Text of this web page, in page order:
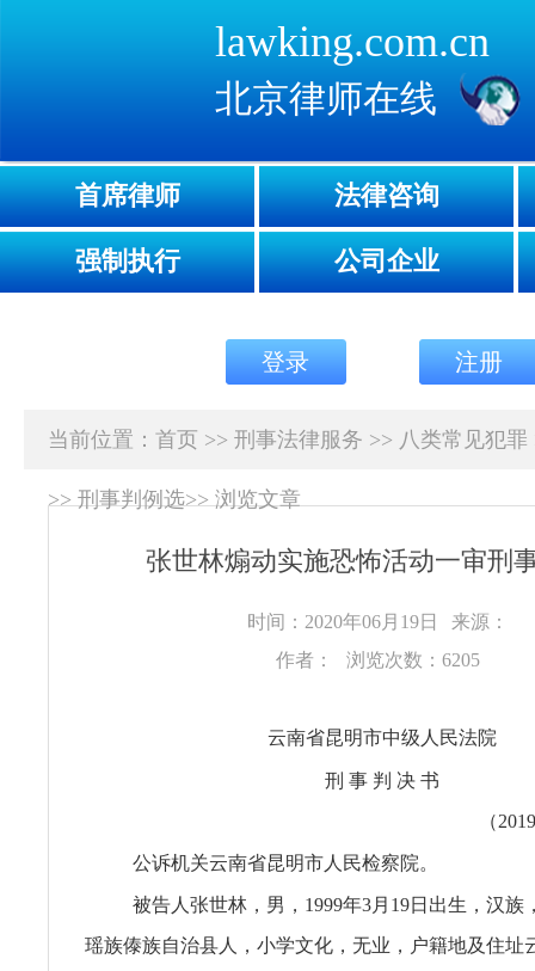
lawking.com.cn
北京律师在线
首席律师 法律咨询
强制执行 公司企业
登录 注册
当前位置： 首页 >> 刑事法律服务 >> 八类常见犯罪
>>刑事判例选>>浏览文章
张世林煽动实施恐怖活动一审刑
时间：2020年06月19日
来源：
作者：
浏览次数：6205
云南省昆明市中级人民法院
刑 事 判 决 书
（
公诉机关云南省昆明市人民检察院。
被告人张世林，男，1999年3月19日出生，汉族
瑶族傣族自治县人，小学文化，无业，户籍地及住址